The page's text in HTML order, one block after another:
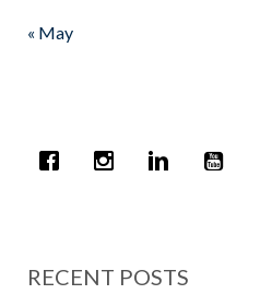
« May
RECENT POSTS